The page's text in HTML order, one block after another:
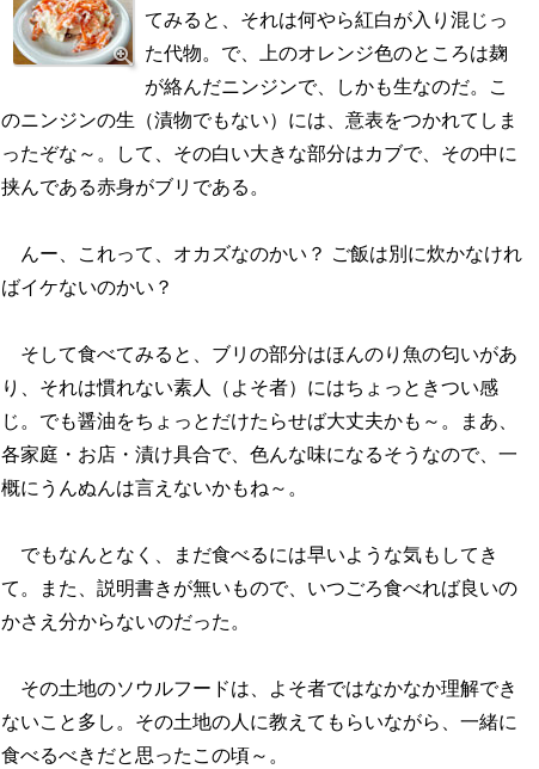
てみると、それは何やら紅白が入り混じっ
た代物。で、上のオレンジ色のところは麹
が絡んだニンジンで、しかも生なのだ。こ
のニンジンの生（漬物でもない）には、意表をつかれてしま
ったぞな～。して、その白い大きな部分はカブで、その中に
挟んである赤身がブリである。
んー、これって、オカズなのかい？ ご飯は別に炊かなけれ
ばイケないのかい？
そして食べてみると、ブリの部分はほんのり魚の匂いがあ
り、それは慣れない素人（よそ者）にはちょっときつい感
じ。でも醤油をちょっとだけたらせば大丈夫かも～。まあ、
各家庭・お店・漬け具合で、色んな味になるそうなので、一
概にうんぬんは言えないかもね～。
でもなんとなく、まだ食べるには早いような気もしてき
て。また、説明書きが無いもので、いつごろ食べれば良いの
かさえ分からないのだった。
その土地のソウルフードは、よそ者ではなかなか理解でき
ないこと多し。その土地の人に教えてもらいながら、一緒に
食べるべきだと思ったこの頃～。